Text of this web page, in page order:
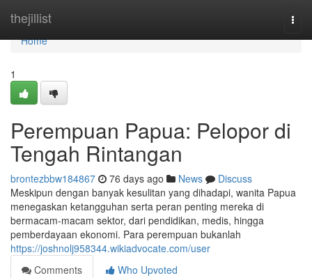
thejillist
Home
Home
1
Perempuan Papua: Pelopor di
Tengah Rintangan
brontezbbw184867 76 days ago News
Discuss
Meskipun dengan banyak kesulitan yang dihadapi, wanita Papua
menegaskan ketangguhan serta peran penting mereka di
bermacam-macam sektor, dari pendidikan, medis, hingga
pemberdayaan ekonomi. Para perempuan bukanlah
https://joshnolj958344.wikiadvocate.com/user
Comments
Who Upvoted